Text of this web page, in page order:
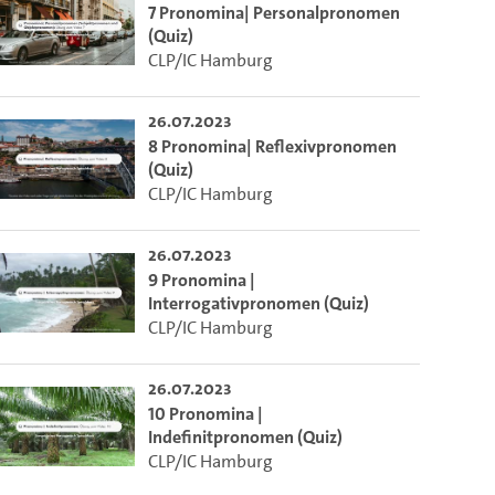
Link auf den Ausschnitt des Videos.
Lecture2Go-Videoplayer einzubetten.
7 Pronomina| Personalpronomen
(Quiz)
CLP/IC Hamburg
26.07.2023
8 Pronomina| Reflexivpronomen
(Quiz)
CLP/IC Hamburg
26.07.2023
9 Pronomina |
Interrogativpronomen (Quiz)
CLP/IC Hamburg
26.07.2023
10 Pronomina |
Indefinitpronomen (Quiz)
CLP/IC Hamburg